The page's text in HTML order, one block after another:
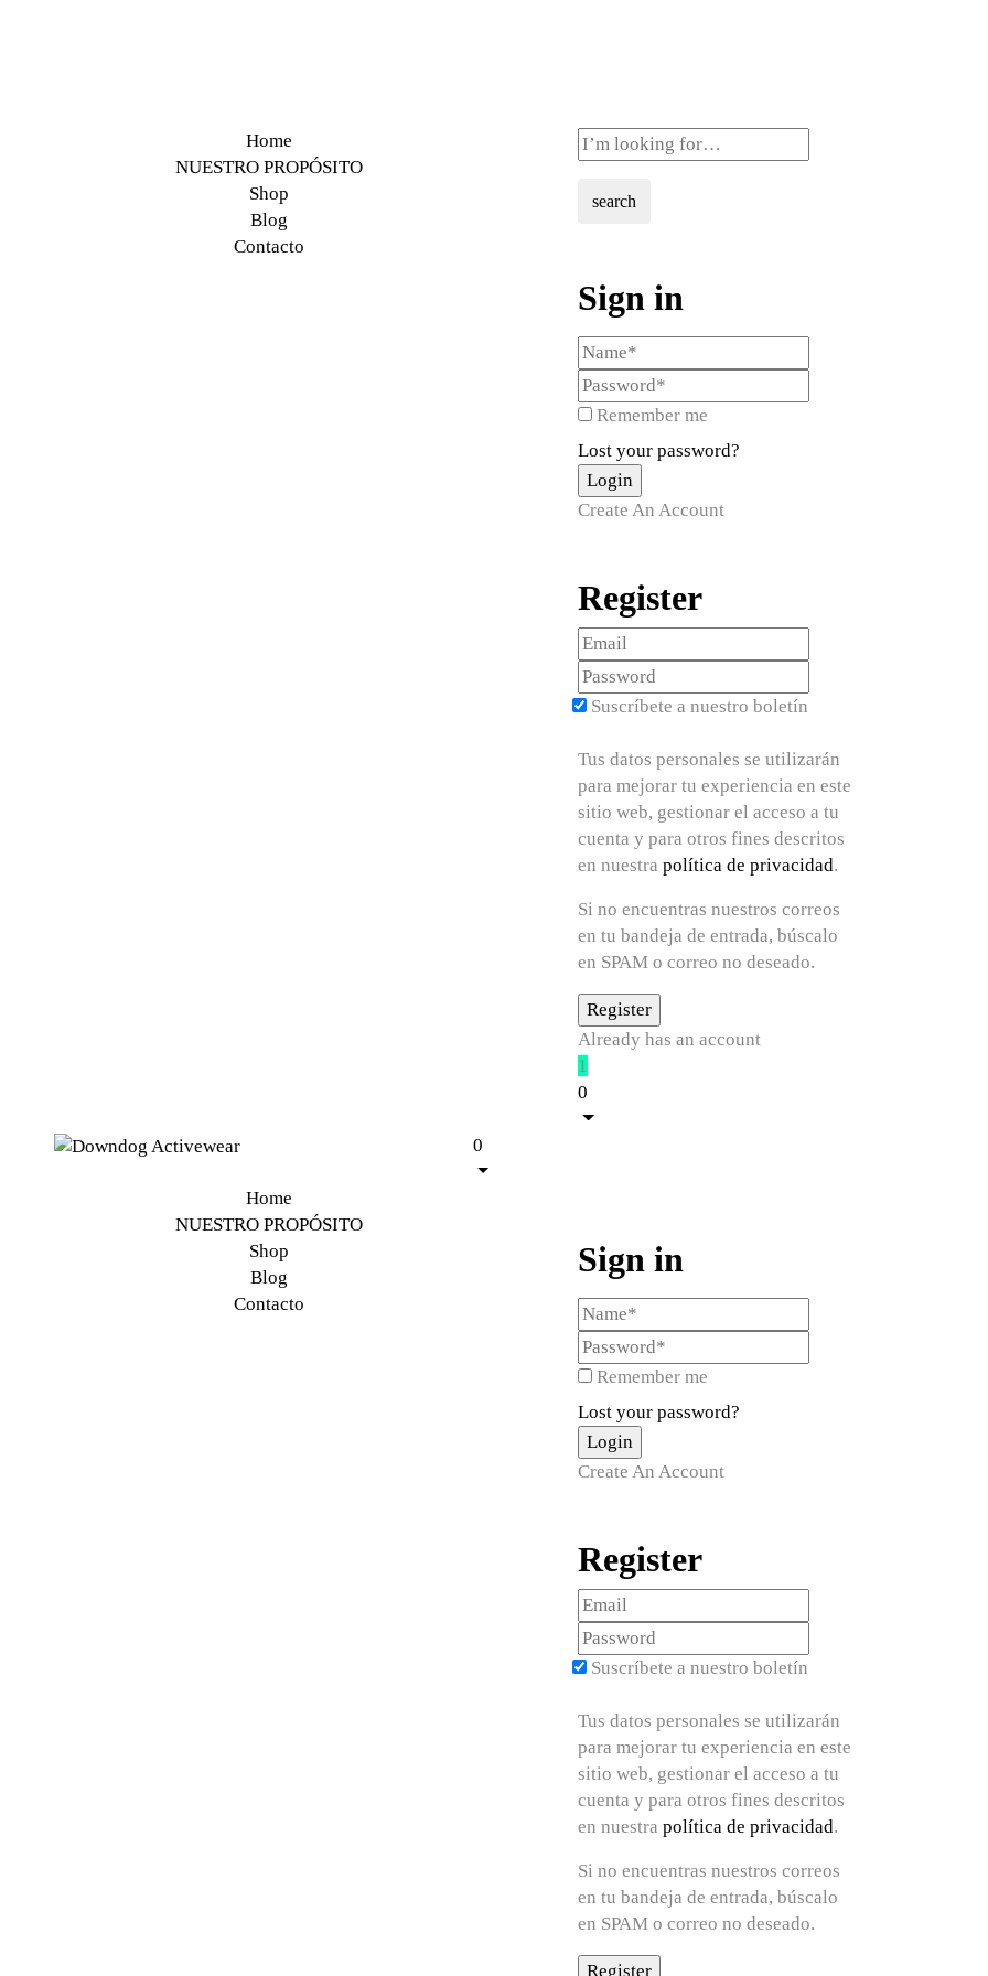
Home
NUESTRO PROPÓSITO
Shop
Blog
Contacto
search
Sign in
Remember me
Lost your password?
Create An Account
Register
Suscríbete a nuestro boletín
Tus datos personales se utilizarán
para mejorar tu experiencia en este
sitio web, gestionar el acceso a tu
cuenta y para otros fines descritos
en nuestra política de privacidad.
Si no encuentras nuestros correos
en tu bandeja de entrada, búscalo
en SPAM o correo no deseado.
Already has an account
1
0
0
Home
NUESTRO PROPÓSITO
Shop
Blog
Contacto
Sign in
Remember me
Lost your password?
Create An Account
Register
Suscríbete a nuestro boletín
Tus datos personales se utilizarán
para mejorar tu experiencia en este
sitio web, gestionar el acceso a tu
cuenta y para otros fines descritos
en nuestra política de privacidad.
Si no encuentras nuestros correos
en tu bandeja de entrada, búscalo
en SPAM o correo no deseado.